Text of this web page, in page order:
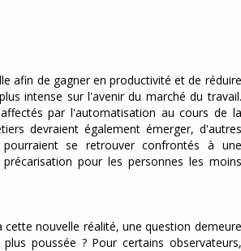
afin de gagner en productivité et de réduire
intense sur l'avenir du marché du travail.
par l'automatisation au cours de la
devraient également émerger, d'autres
se retrouver confrontés à une
pour les personnes les moins
nouvelle réalité, une question demeure
poussée ? Pour certains observateurs,